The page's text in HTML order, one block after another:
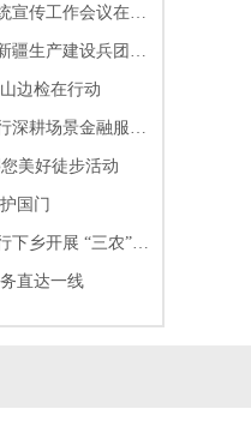
黑龙江省统战系统宣传工作会议在哈尔滨召开
湖南省药监局与新疆生产建设兵团药监局签署合作框架协议 共促药品监管协同发展
边检在行动
农行哈密伊州支行深耕场景金融服务 筑牢客户权益防线
美好徒步活动
国门
农行哈密伊州支行下乡开展 “三农” 金融讲堂 精准服务乡村发展
直达一线